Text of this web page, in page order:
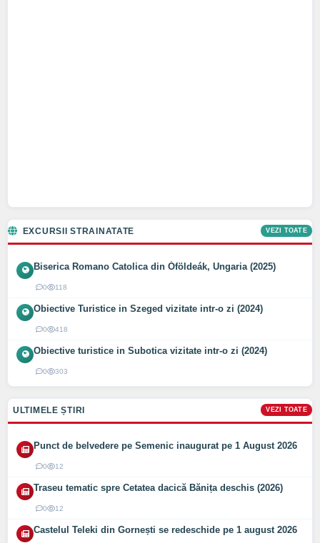
EXCURSII STRAINATATE VEZI TOATE
Biserica Romano Catolica din Óföldeák, Ungaria (2025)
0 118
Obiective Turistice in Szeged vizitate intr-o zi (2024)
0 418
Obiective turistice in Subotica vizitate intr-o zi (2024)
0 303
ULTIMELE ȘTIRI VEZI TOATE
Punct de belvedere pe Semenic inaugurat pe 1 August 2026
0 12
Traseu tematic spre Cetatea dacică Bănița deschis (2026)
0 12
Castelul Teleki din Gornești se redeschide pe 1 august 2026